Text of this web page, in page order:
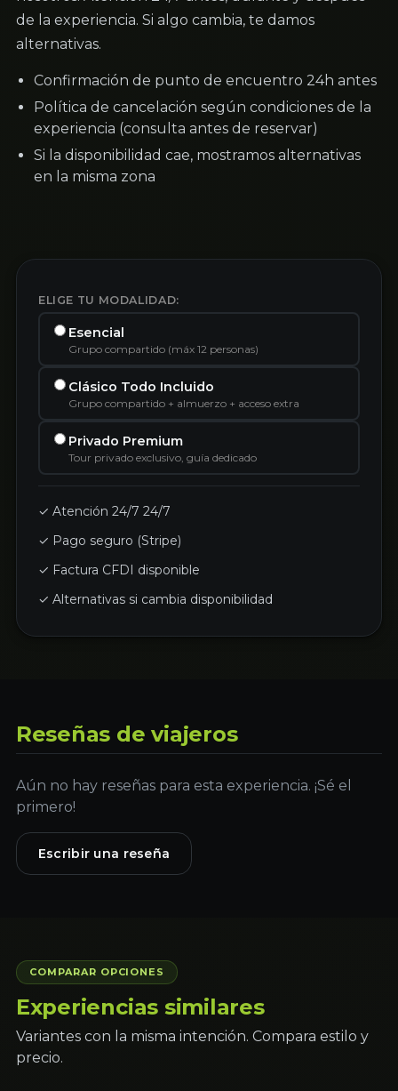
de la experiencia. Si algo cambia, te damos
alternativas.
Confirmación de punto de encuentro 24h antes
Política de cancelación según condiciones de la
experiencia (consulta antes de reservar)
Si la disponibilidad cae, mostramos alternativas
en la misma zona
ELIGE TU MODALIDAD:
Esencial
Grupo compartido (máx 12 personas)
Clásico Todo Incluido
Grupo compartido + almuerzo + acceso extra
Privado Premium
Tour privado exclusivo, guía dedicado
✓ Atención 24/7 24/7
✓ Pago seguro (Stripe)
✓ Factura CFDI disponible
✓ Alternativas si cambia disponibilidad
Reseñas de viajeros
Aún no hay reseñas para esta experiencia. ¡Sé el
primero!
Escribir una reseña
COMPARAR OPCIONES
Experiencias similares
Variantes con la misma intención. Compara estilo y
precio.